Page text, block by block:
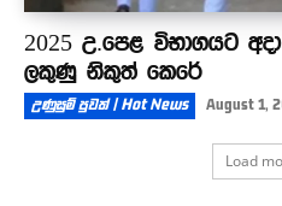
2025 උ.පෙළ විභාගයට
ලකුණු නිකුත් කෙරේ
උණුසුම් පුවත් | Hot News August 1,
Load